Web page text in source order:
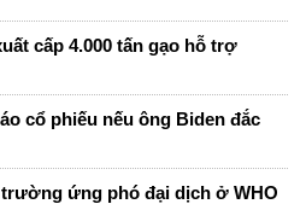
cấp 4.000 tấn gạo hỗ trợ
cổ phiếu nếu ông Biden đắc
ứng phó đại dịch ở WHO